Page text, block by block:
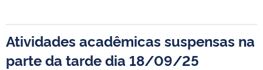
Atividades acadêmicas suspensas na
parte da tarde dia 18/09/25